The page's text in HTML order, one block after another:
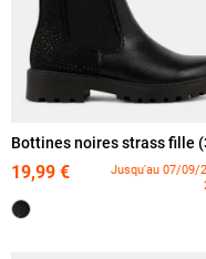
Bottines noires strass fille
36)
19,99 €
Jusqu'au 07/09/